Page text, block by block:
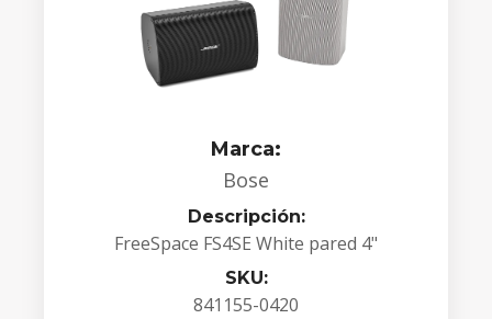
Marca:
Bose
Descripción:
FreeSpace FS4SE White pared 4"
SKU:
841155-0420